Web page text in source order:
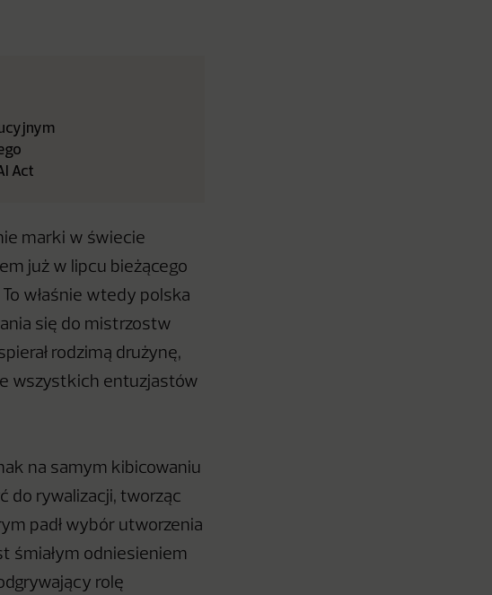
Act
marki w świecie
już w lipcu bieżącego
właśnie wtedy polska
się do mistrzostw
rodzimą drużynę,
wszystkich entuzjastów
na samym kibicowaniu
do rywalizacji, tworząc
padł wybór utworzenia
śmiałym odniesieniem
rolę